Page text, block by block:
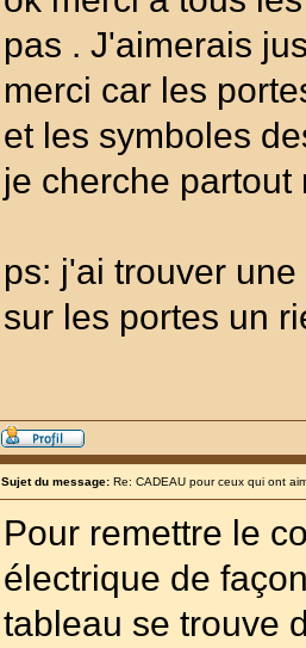
pas . J'aimerais
merci car les
et les symboles
je cherche
ps: j'ai trouver
sur les portes un
Sujet du message: Re: CADEAU pour ceux qui ont
Pour remettre le
électrique de
tableau se trouve